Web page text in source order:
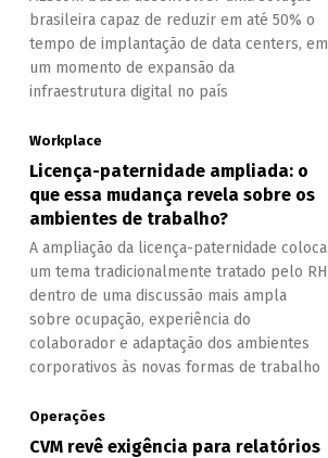
brasileira capaz de reduzir em até 50% o
tempo de implantação de data centers, em
um momento de expansão da
infraestrutura digital no país
Workplace
Licença-paternidade ampliada: o
que essa mudança revela sobre os
ambientes de trabalho?
A ampliação da licença-paternidade coloca
um tema tradicionalmente tratado pelo RH
dentro de uma discussão mais ampla
sobre ocupação, experiência do
colaborador e adaptação dos ambientes
corporativos às novas formas de trabalho
Operações
CVM revê exigência para relatórios